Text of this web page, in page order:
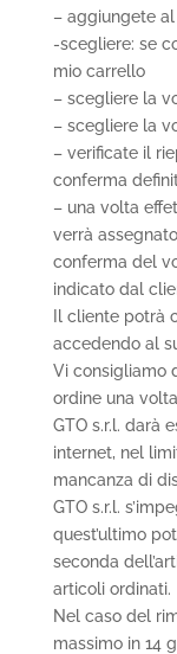
– aggiungete
-scegliere: se
mio carrello
– scegliere la
– scegliere la
– verificate il
conferma
– una volta
verrà
conferma del
indicato dal
Il cliente potrà
accedendo al
Vi consigliamo
ordine una
GTO s.r.l. darà
internet, nel
mancanza di
GTO s.r.l.
quest’ultimo
seconda
articoli ordinati.
Nel caso del
massimo in 14